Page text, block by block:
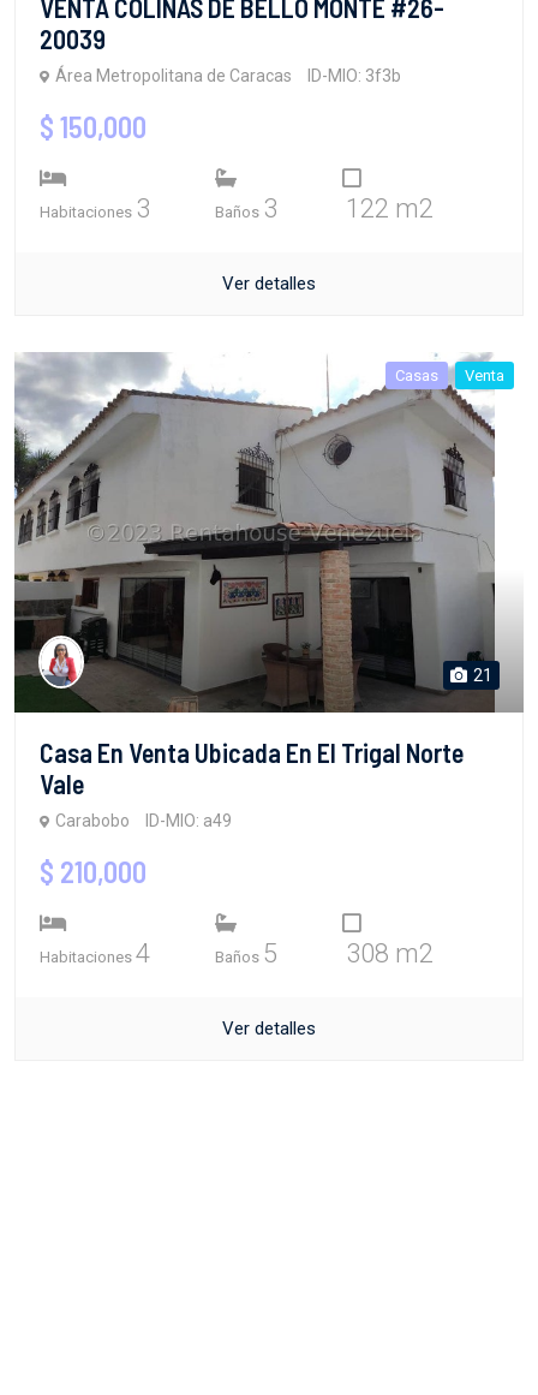
VENTA COLINAS DE BELLO MONTE #26-
20039
Área Metropolitana de Caracas ID-MIO: 3f3b
$ 150,000
Habitaciones 3 Baños 3 122 m2
Ver detalles
Casas Venta
21
Casa En Venta Ubicada En El Trigal Norte
Vale
Carabobo ID-MIO: a49
$ 210,000
Habitaciones 4 Baños 5 308 m2
Ver detalles